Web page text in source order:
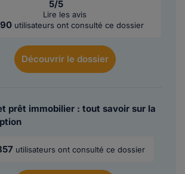
5/5
Lire les avis
utilisateurs ont consulté ce dossier
Découvrirle dossier
prêt immobilier : tout savoir sur la
utilisateurs ont consulté ce dossier